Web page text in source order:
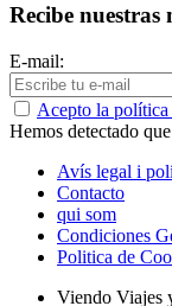
Recibe nuestras
E-mail:
Acepto la
Hemos detectado
Avís legal i
Contacto
qui som
Condiciones
Politica de
Viendo Viajes